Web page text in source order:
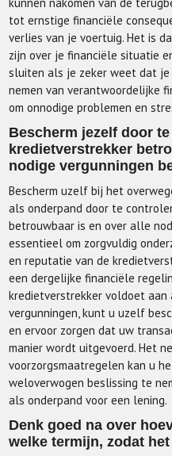
tot ernstige financiële
verlies van je voertuig. Het is
zijn over je financiële situatie
sluiten als je zeker weet dat je
nemen van verantwoordelijke
om onnodige problemen en
Bescherm jezelf door
kredietverstrekker
nodige vergunningen
Bescherm uzelf bij het
als onderpand door te
betrouwbaar is en over alle
essentieel om zorgvuldig
en reputatie van de
een dergelijke financiële
kredietverstrekker voldoet
vergunningen, kunt u uzelf
en ervoor zorgen dat uw
manier wordt uitgevoerd. Het
voorzorgsmaatregelen kan u
weloverwogen beslissing te
als onderpand voor een lening.
Denk goed na over
welke termijn, zodat